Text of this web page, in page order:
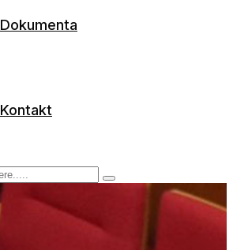
Dokumenta
Kontakt